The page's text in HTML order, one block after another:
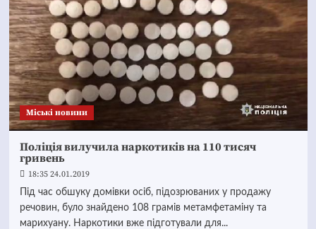
Mіські новини
Поліція вилучила наркотиків на 110 тисяч
гривень
18:35 24.01.2019
Під час обшуку домівки осіб, підозрюваних у продажу
речовин, було знайдено 108 грамів метамфетаміну та
марихуану. Наркотики вже підготували для...